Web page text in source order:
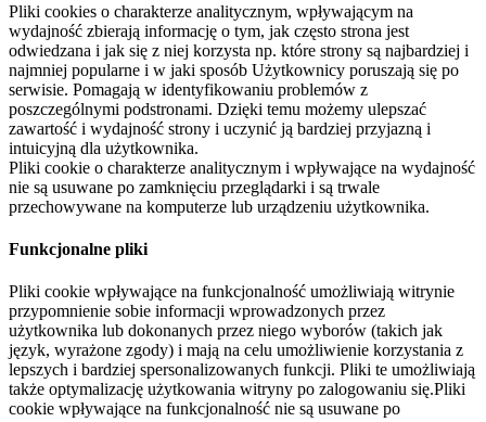
Pliki cookies o charakterze analitycznym, wpływającym na
wydajność zbierają informację o tym, jak często strona jest
odwiedzana i jak się z niej korzysta np. które strony są najbardziej i
najmniej popularne i w jaki sposób Użytkownicy poruszają się po
serwisie. Pomagają w identyfikowaniu problemów z
poszczególnymi podstronami. Dzięki temu możemy ulepszać
zawartość i wydajność strony i uczynić ją bardziej przyjazną i
intuicyjną dla użytkownika.
Pliki cookie o charakterze analitycznym i wpływające na wydajność
nie są usuwane po zamknięciu przeglądarki i są trwale
przechowywane na komputerze lub urządzeniu użytkownika.
Funkcjonalne pliki
Pliki cookie wpływające na funkcjonalność umożliwiają witrynie
przypomnienie sobie informacji wprowadzonych przez
użytkownika lub dokonanych przez niego wyborów (takich jak
język, wyrażone zgody) i mają na celu umożliwienie korzystania z
lepszych i bardziej spersonalizowanych funkcji. Pliki te umożliwiają
także optymalizację użytkowania witryny po zalogowaniu się.Pliki
cookie wpływające na funkcjonalność nie są usuwane po